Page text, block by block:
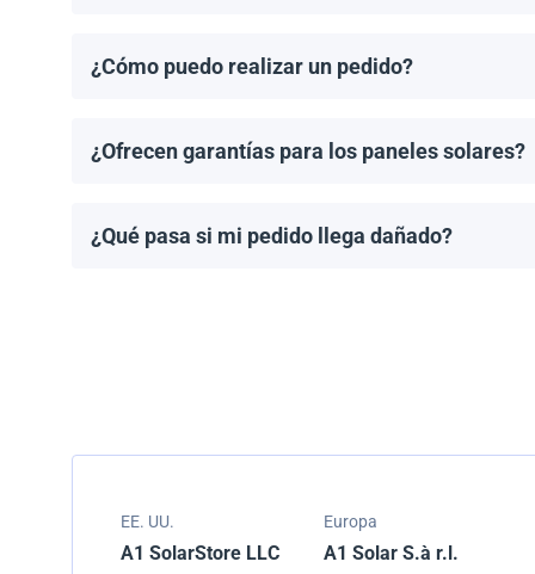
¿Cómo puedo realizar un pedido?
¿Ofrecen garantías para los paneles solares?
¿Qué pasa si mi pedido llega dañado?
EE. UU.
A1 SolarStore LLC
Europa
A1 Solar S.à r.l.